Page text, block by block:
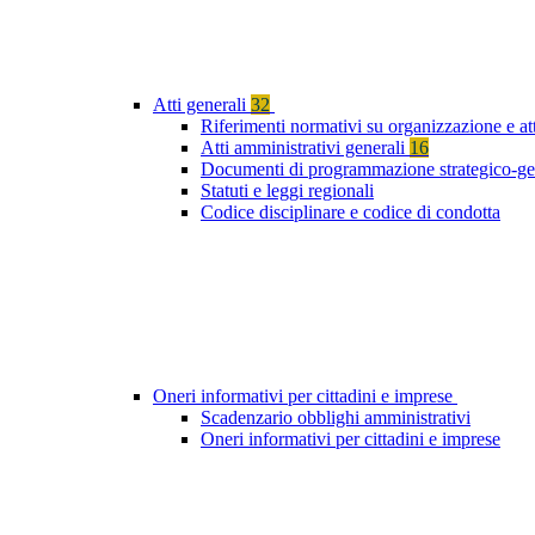
Atti generali 32
Riferimenti normativi su organizzazione e
Atti amministrativi generali 16
Documenti di programmazione strategico-
Statuti e leggi regionali
Codice disciplinare e codice di condotta
Oneri informativi per cittadini e imprese
Scadenzario obblighi amministrativi
Oneri informativi per cittadini e imprese